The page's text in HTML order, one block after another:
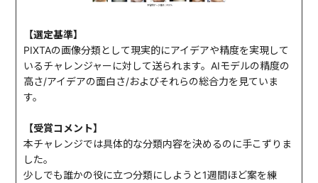
【選定基準】
PIXTAの画像分類として現実的にアイデアや精度を実現して
いるチャレンジャーに対して送られます。AIモデルの精度の
高さ/アイデアの面白さ/およびそれらの総合力を見ていま
す。
【受賞コメント】
本チャレンジでは具体的な分類内容を決めるのに手こずりま
した。
少しでも誰かの役に立つ分類にしようと1週間ほど案を練